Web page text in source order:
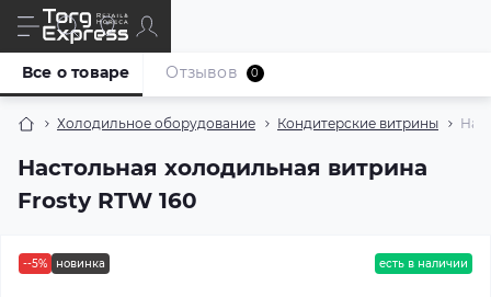
Холодильное оборудование Кондитерские витрины
Настольная холодильная витрина
Frostу RTW 160
Все о товаре Отзывов 0
--5% новинка есть в наличии